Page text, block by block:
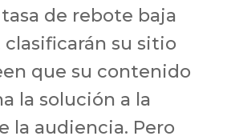
de rebote baja
clasificarán su sitio
que su contenido
la solución a la
la audiencia. Pero